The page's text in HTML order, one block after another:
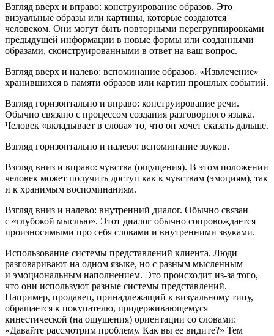
Взгляд вверх и вправо: конструирование образов. Это
визуальные образы или картины, которые создаются
человеком. Они могут быть повторными перегруппировками
предыдущей информации в новые формы или созданными
образами, сконструированными в ответ на ваш вопрос.
Взгляд вверх и налево: вспоминание образов. «Извлечение»
хранившихся в памяти образов или картин прошлых событий.
Взгляд горизонтально и вправо: конструирование речи.
Обычно связано с процессом создания разговорного языка.
Человек «вкладывает в слова» то, что он хочет сказать дальше.
Взгляд горизонтально и налево: вспоминание звуков.
Взгляд вниз и вправо: чувства (ощущения). В этом положении
человек может получить доступ как к чувствам (эмоциям), так
и к хранимым воспоминаниям.
Взгляд вниз и налево: внутренний диалог. Обычно связан
с «глубокой мыслью». Этот диалог обычно сопровождается
произносимыми про себя словами и внутренними звуками.
Использование системы представлений клиента. Люди
разговаривают на одном языке, но с разным мысленным
и эмоциональным наполнением. Это происходит из-за того,
что они используют разные системы представлений.
Например, продавец, принадлежащий к визуальному типу,
обращается к покупателю, придерживающемуся
кинестической (на ощущения) ориентации со словами:
«Давайте рассмотрим проблему. Как вы ее видите?» Тем